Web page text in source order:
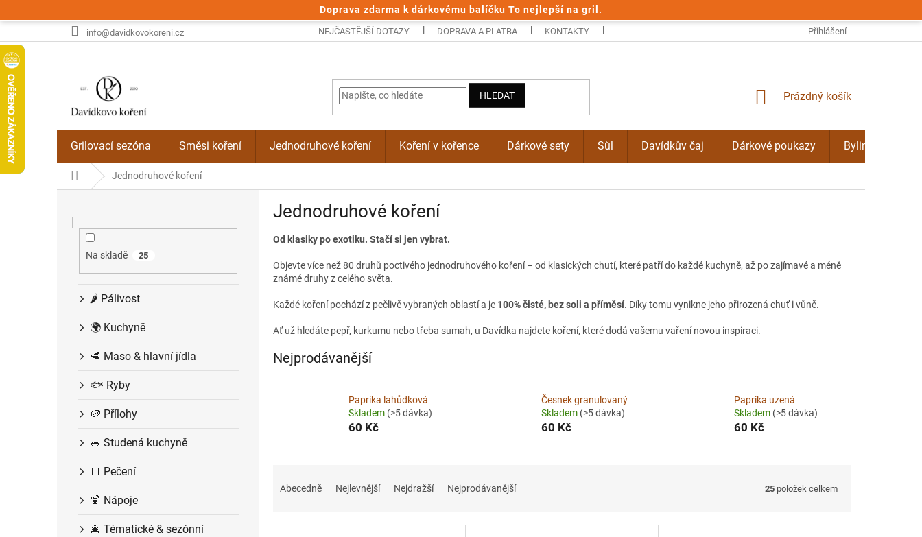
Doprava zdarma k dárkovému balíčku To nejlepší na gril.
na
info@davidkovokoreni.cz NEJČASTĚJŠÍ DOTAZY DOPRAVA A PLATBA KONTAKTY OBCHODNÍ PODMÍNKY PODMÍNKY OCHRANY OSOBNÍCH ÚDAJŮ
Přihlášení
HLEDAT
NÁKUPNÍ
Prázdný košík
Grilovací sezóna Směsi koření Jednodruhové koření Koření v kořence Dárkové sety Sůl Davídkův čaj Dárkové poukazy Bylinné kúry
Domů Jednodruhové koření
Na skladě 25
🌶️ Pálivost
🌍 Kuchyně
🥩 Maso & hlavní jídla
🐟 Ryby
🥔 Přílohy
🥗 Studená kuchyně
🍞 Pečení
🍹 Nápoje
🎄 Tématické & sezónní
Jednodruhové koření
Od klasiky po exotiku. Stačí si jen vybrat.
Objevte více než 80 druhů poctivého jednodruhového koření – od klasických chutí, které patří do každé kuchyně, až po zajímavé a méně
známé druhy z celého světa.
Každé koření pochází z pečlivě vybraných oblastí a je 100% čisté, bez soli a příměsí. Díky tomu vynikne jeho přirozená chuť i vůně.
Ať už hledáte pepř, kurkumu nebo třeba sumah, u Davídka najdete koření, které dodá vašemu vaření novou inspiraci.
Nejprodávanější
Paprika lahůdková
Skladem (>5 dávka)
60 Kč
Česnek granulovaný
Skladem (>5 dávka)
60 Kč
Paprika uzená
Skladem (>5 dávka)
60 Kč
Abecedně Nejlevnější Nejdražší Nejprodávanější 25 položek celkem